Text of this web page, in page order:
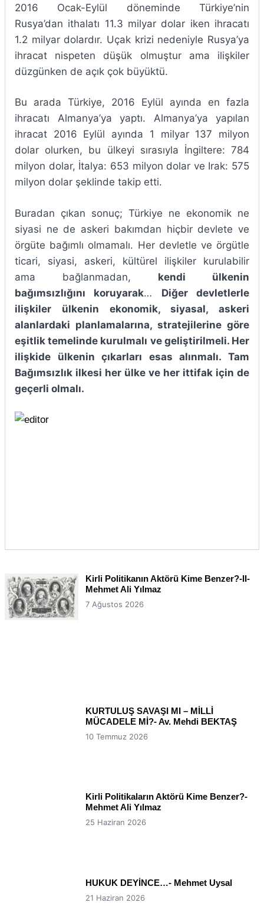
2016 Ocak-Eylül döneminde Türkiye’nin
Rusya’dan ithalatı 11.3 milyar dolar iken ihracatı
1.2 milyar dolardır. Uçak krizi nedeniyle Rusya’ya
ihracat nispeten düşük olmuştur ama ilişkiler
düzgünken de açık çok büyüktü.
Bu arada Türkiye, 2016 Eylül ayında en fazla
ihracatı Almanya’ya yaptı. Almanya’ya yapılan
ihracat 2016 Eylül ayında 1 milyar 137 milyon
dolar olurken, bu ülkeyi sırasıyla İngiltere: 784
milyon dolar, İtalya: 653 milyon dolar ve Irak: 575
milyon dolar şeklinde takip etti.
Buradan çıkan sonuç; Türkiye ne ekonomik ne
siyasi ne de askeri bakımdan hiçbir devlete ve
örgüte bağımlı olmamalı. Her devletle ve örgütle
ticari, siyasi, askeri, kültürel ilişkiler kurulabilir
ama bağlanmadan, kendi ülkenin
bağımsızlığını koruyarak… Diğer devletlerle
ilişkiler ülkenin ekonomik, siyasal, askeri
alanlardaki planlamalarına, stratejilerine göre
eşitlik temelinde kurulmalı ve geliştirilmeli. Her
ilişkide ülkenin çıkarları esas alınmalı. Tam
Bağımsızlık ilkesi her ülke ve her ittifak için de
geçerli olmalı.
Kirli Politikanın Aktörü Kime Benzer?-II-
Mehmet Ali Yılmaz
7 Ağustos 2026
KURTULUŞ SAVAŞI MI – MİLLİ
MÜCADELE Mİ?- Av. Mehdi BEKTAŞ
10 Temmuz 2026
Kirli Politikaların Aktörü Kime Benzer?-
Mehmet Ali Yılmaz
25 Haziran 2026
HUKUK DEYİNCE…- Mehmet Uysal
21 Haziran 2026